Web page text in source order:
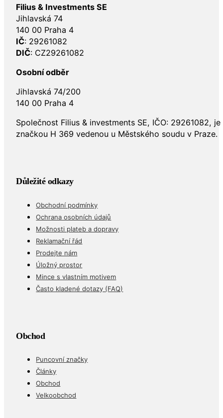
Filius & Investments SE
Jihlavská 74
140 00 Praha 4
IČ: 29261082
DIČ: CZ29261082
Osobní odběr
Jihlavská 74/200
140 00 Praha 4
Společnost Filius & investments SE, IČO: 29261082,
značkou H 369 vedenou u Městského soudu v Praze.
Důležité odkazy
Obchodní podmínky
Ochrana osobních údajů
Možnosti plateb a dopravy
Reklamační řád
Prodejte nám
Úložný prostor
Mince s vlastním motivem
Často kladené dotazy (FAQ)
Obchod
Puncovní značky
Články
Obchod
Velkoobchod